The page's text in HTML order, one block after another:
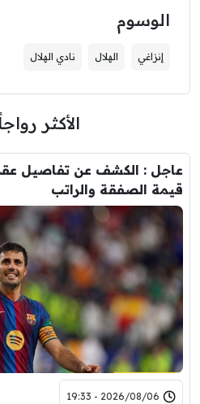
الوسوم
إنزاغي الهلال نادي الهلال
الأكثر
عاجل : الكشف عن تفاصيل
قيمة الصفقة والراتب
2026/08/06 - 19:33